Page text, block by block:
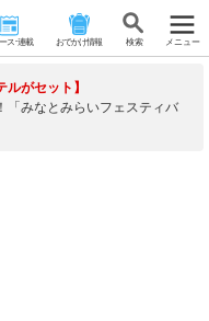
ス･連載 おでかけ情報 検 索 メニュー
ルがセット】
「みなとみらいフェスティバ